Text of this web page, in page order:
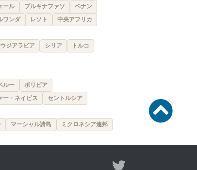
ール ブルキナファソ
ベナン
ワンダ レソト
中央アフリカ
ジアラビア シリア
トルコ
ルー ボリビア
ー・ネイビス
セントルシア
マーシャル諸島 ミクロネシア連邦